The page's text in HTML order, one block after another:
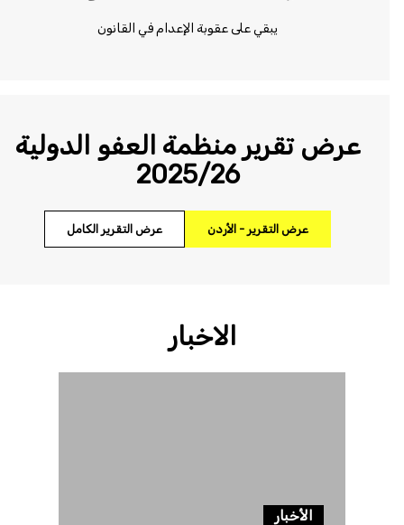
يبقي على عقوبة الإعدام في القانون
عرض تقرير منظمة العفو الدولية
2025/26
عرض التقرير - الأردن عرض التقرير الكامل
الاخبار
الأخبار